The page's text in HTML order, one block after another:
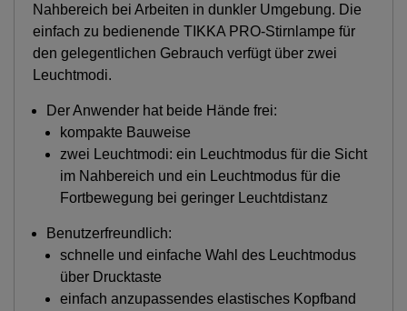
Nahbereich bei Arbeiten in dunkler Umgebung. Die
einfach zu bedienende TIKKA PRO-Stirnlampe für
den gelegentlichen Gebrauch verfügt über zwei
Leuchtmodi.
Der Anwender hat beide Hände frei:
kompakte Bauweise
zwei Leuchtmodi: ein Leuchtmodus für die Sicht
im Nahbereich und ein Leuchtmodus für die
Fortbewegung bei geringer Leuchtdistanz
Benutzerfreundlich:
schnelle und einfache Wahl des Leuchtmodus
über Drucktaste
einfach anzupassendes elastisches Kopfband